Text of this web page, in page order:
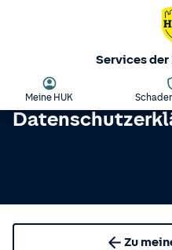
Services der
Meine HUK
Zu